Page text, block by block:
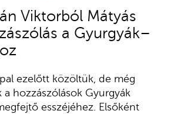
Viktorból Mátyás
a Gyurgyák–
ezelőtt közöltük, de még
hozzászólások Gyurgyák
esszéjéhez. Elsőként